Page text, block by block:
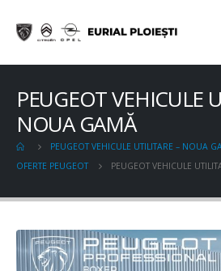
PEUGEOT VEHICULE
NOUA GAMĂ
PEUGEOT VEHICULE UTILITARE – NOUA
OFERTE PEUGEOT
PEUGEOT VEHICULE